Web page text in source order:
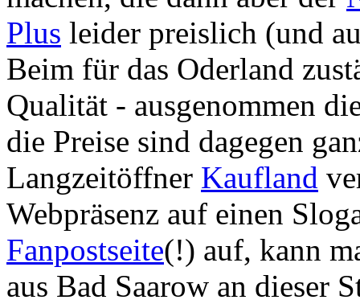
Plus leider preislich (und
Beim für das Oderland
Qualität - ausgenommen
die Preise sind dagegen
Langzeitöffner Kaufland
Webpräsenz auf einen
Fanpostseite(!) auf, kann
aus Bad Saarow an dieser